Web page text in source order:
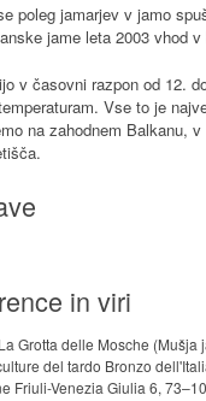
poleg jamarjev v jamo
jame leta 2003 vhod
v časovni razpon od 12.
Vse to je
na zahodnem Balkanu,
in viri
Grotta delle Mosche
del tardo Bronzo
Friuli-Venezia Giulia 6,